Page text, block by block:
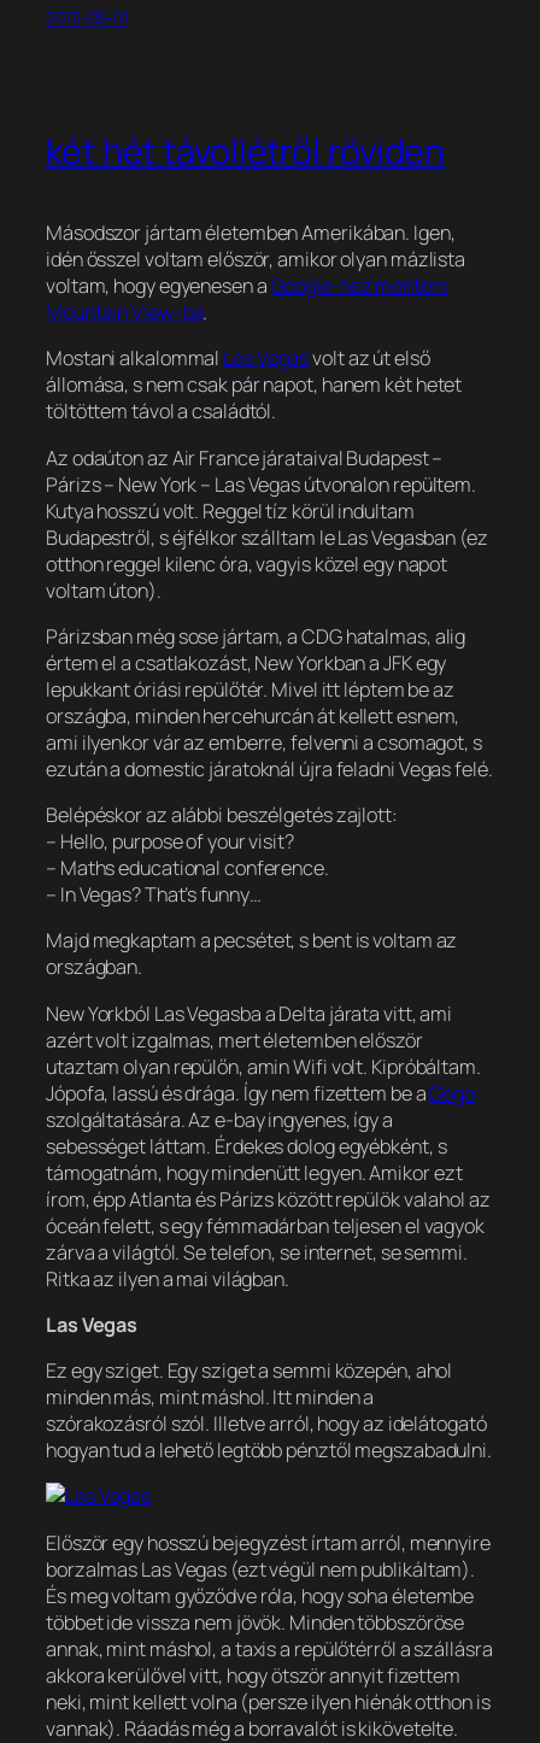
2013-05-01
két hét távollétről röviden
Másodszor jártam életemben Amerikában. Igen,
idén ősszel voltam először, amikor olyan mázlista
voltam, hogy egyenesen aGoogle-hoz mentem
Mountain View-ba.
Mostani alkalommal Las Vegasvolt az út első
állomása, s nem csak pár napot, hanem két hetet
töltöttem távol a családtól.
Az odaúton az Air France járataival Budapest –
Párizs – New York – Las Vegas útvonalon repültem.
Kutya hosszú volt. Reggel tíz körül indultam
Budapestről, s éjfélkor szálltam le Las Vegasban (ez
otthon reggel kilenc óra, vagyis közel egy napot
voltam úton).
Párizsban még sose jártam, a CDG hatalmas, alig
értem el a csatlakozást, New Yorkban a JFK egy
lepukkant óriási repülőtér. Mivel itt léptem be az
országba, minden hercehurcán át kellett esnem,
ami ilyenkor vár az emberre, felvenni a csomagot, s
ezután a domestic járatoknál újra feladni Vegas felé.
Belépéskor az alábbi beszélgetés zajlott:
– Hello, purpose of your visit?
– Maths educational conference.
– In Vegas? That’s funny…
Majd megkaptam a pecsétet, s bent is voltam az
országban.
New Yorkból Las Vegasba a Delta járata vitt, ami
azért volt izgalmas, mert életemben először
utaztam olyan repülőn, amin Wifi volt. Kipróbáltam.
Jópofa, lassú és drága. Így nem fizettem be aGogo
szolgáltatására. Az e-bay ingyenes, így a
sebességet láttam. Érdekes dolog egyébként, s
támogatnám, hogy mindenütt legyen. Amikor ezt
írom, épp Atlanta és Párizs között repülök valahol az
óceán felett, s egy fémmadárban teljesen el vagyok
zárva a világtól. Se telefon, se internet, se semmi.
Ritka az ilyen a mai világban.
Las Vegas
Ez egy sziget. Egy sziget a semmi közepén, ahol
minden más, mint máshol. Itt minden a
szórakozásról szól. Illetve arról, hogy az idelátogató
hogyan tud a lehető legtöbb pénztől megszabadulni.
Először egy hosszú bejegyzést írtam arról, mennyire
borzalmas Las Vegas (ezt végül nem publikáltam).
És meg voltam győződve róla, hogy soha életembe
többet ide vissza nem jövök. Minden többszöröse
annak, mint máshol, a taxis a repülőtérről a szállásra
akkora kerülővel vitt, hogy ötször annyit fizettem
neki, mint kellett volna (persze ilyen hiénák otthon is
vannak). Ráadás még a borravalót is kikövetelte.